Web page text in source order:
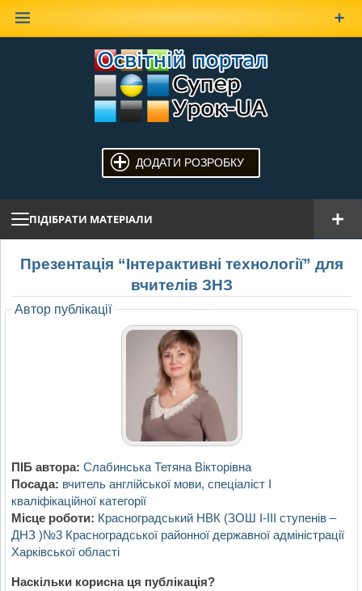
ДОДАТИ РОЗРОБКУ
ПІДІБРАТИ МАТЕРІАЛИ
Презентація “Інтерактивні технології” для
вчителів ЗНЗ
Автор публікації
ПІБ автора: Слабинська Тетяна Вікторівна
Посада: вчитель англійської мови, спеціаліст І
кваліфікаційної категорії
Місце роботи: Красноградський НВК (ЗОШ І-ІІІ ступенів –
ДНЗ )№3 Красноградської районної державної адміністрації
Харківської області
Наскільки корисна ця публікація?